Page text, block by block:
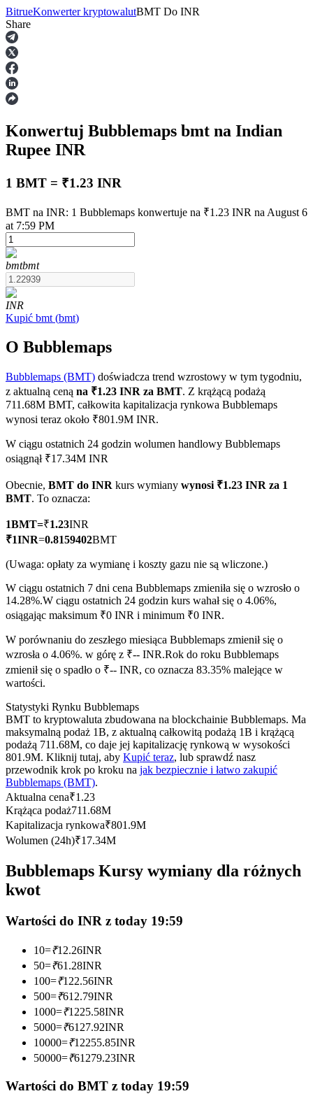
Kontrakty terminowe
Kontrakty terminowe na USDT
Kontrakty futures wykorzystujące USDT jako zabezpieczenie
Kontrakty terminowe COIN-M
Kontrakty terminowe na kryptowaluty
TradFi
towary
Kontrakty futures wykorzystujące USDC jako zabezpieczenie
Kopiowanie Transakcji
Dołącz do najlepszych traderów
Zostań traderem kopiującym
Ciesz się podziałem zysków i prowizjami z kopiowania
transakcji
BitrueKonwerter kryptowalutBMT Do INR
Share
Konwertuj Bubblemaps bmt na Indian
Rupee INR
1 BMT = ₹1.23 INR
BMT na INR: 1 Bubblemaps konwertuje na ₹1.23 INR na August 6
at 7:59 PM
bmtbmt
INR
Kupić bmt (bmt)
O Bubblemaps
Bubblemaps (BMT) doświadcza trend wzrostowy w tym tygodniu,
z aktualną ceną na ₹1.23 INR za BMT. Z krążącą podażą
711.68M BMT, całkowita kapitalizacja rynkowa Bubblemaps
wynosi teraz około ₹801.9M INR.
W ciągu ostatnich 24 godzin wolumen handlowy Bubblemaps
osiągnął ₹17.34M INR
Obecnie, BMT do INR kurs wymiany wynosi ₹1.23 INR za 1
BMT. To oznacza:
1BMT=₹1.23INR
₹1INR=0.8159402BMT
(Uwaga: opłaty za wymianę i koszty gazu nie są wliczone.)
W ciągu ostatnich 7 dni cena Bubblemaps zmieniła się o wzrosło o
14.28%.W ciągu ostatnich 24 godzin kurs wahał się o 4.06%,
osiągając maksimum ₹0 INR i minimum ₹0 INR.
W porównaniu do zeszłego miesiąca Bubblemaps zmienił się o
wzrosła o 4.06%. w górę z ₹-- INR.Rok do roku Bubblemaps
zmienił się o spadło o ₹-- INR, co oznacza 83.35% malejące w
wartości.
Statystyki Rynku Bubblemaps
BMT to kryptowaluta zbudowana na blockchainie Bubblemaps. Ma
maksymalną podaż 1B, z aktualną całkowitą podażą 1B i krążącą
podażą 711.68M, co daje jej kapitalizację rynkową w wysokości
801.9M. Kliknij tutaj, aby Kupić teraz, lub sprawdź nasz
przewodnik krok po kroku na jak bezpiecznie i łatwo zakupić
Bubblemaps (BMT).
Aktualna cena₹1.23
Krążąca podaż711.68M
Kapitalizacja rynkowa₹801.9M
Wolumen (24h)₹17.34M
Bubblemaps Kursy wymiany dla różnych
kwot
Wartości do INR z today 19:59
10=₹12.26INR
50=₹61.28INR
100=₹122.56INR
500=₹612.79INR
1000=₹1225.58INR
5000=₹6127.92INR
10000=₹12255.85INR
50000=₹61279.23INR
Wartości do BMT z today 19:59